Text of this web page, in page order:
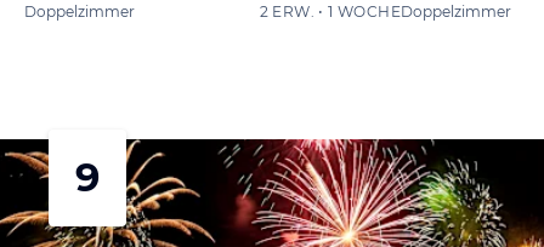
Doppelzimmer
2 ERW. • 1 WOCHEDoppelzimmer
9